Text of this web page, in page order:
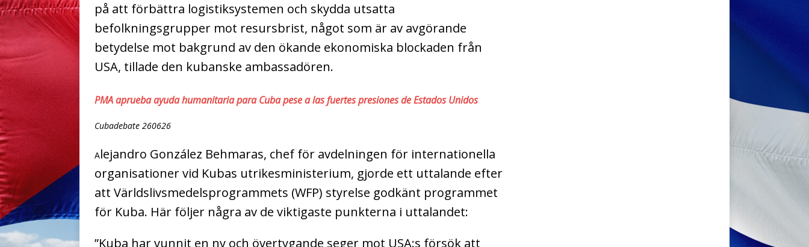
på att förbättra logistiksystemen och skydda utsatta
befolkningsgrupper mot resursbrist, något som är av avgörande
betydelse mot bakgrund av den ökande ekonomiska blockaden från
USA, tillade den kubanske ambassadören.
PMA aprueba ayuda humanitaria para Cuba pese a las fuertes presiones de Estados Unidos
Cubadebate 260626
Alejandro González Behmaras, chef för avdelningen för internationella
organisationer vid Kubas utrikesministerium, gjorde ett uttalande efter
att Världslivsmedelsprogrammets (WFP) styrelse godkänt programmet
för Kuba. Här följer några av de viktigaste punkterna i uttalandet:
”Kuba har vunnit en ny och övertygande seger mot USA:s försök att